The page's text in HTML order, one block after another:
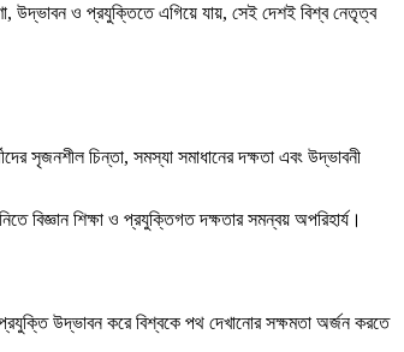
উদ্ভাবন ও প্রযুক্তিতে এগিয়ে যায়, সেই দেশই বিশ্ব নেতৃত্ব
সৃজনশীল চিন্তা, সমস্যা সমাধানের দক্ষতা এবং উদ্ভাবনী
বিজ্ঞান শিক্ষা ও প্রযুক্তিগত দক্ষতার সমন্বয় অপরিহার্য।
প্রযুক্তি উদ্ভাবন করে বিশ্বকে পথ দেখানোর সক্ষমতা অর্জন করতে